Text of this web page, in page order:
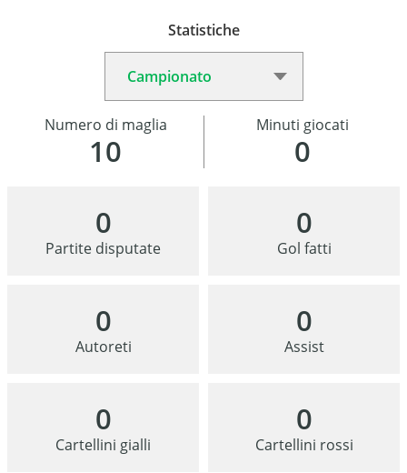
Statistiche
10
Numero di maglia
0
Minuti giocati
0
Partite disputate
0
Gol fatti
0
Autoreti
0
Assist
0
Cartellini gialli
0
Cartellini rossi